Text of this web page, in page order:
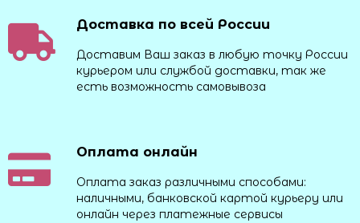
Доставка по всей России
Доставим Ваш заказ в любую точку России
курьером или службой доставки, так же
есть возможность самовывоза
Оплата онлайн
Оплата заказ различными способами:
наличными, банковской картой курьеру или
онлайн через платежные сервисы